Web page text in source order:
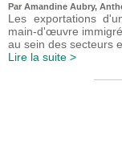
Par Amandine Aubry,
Les exportations
main-d'œuvre
au sein des secteurs
Lire la suite >